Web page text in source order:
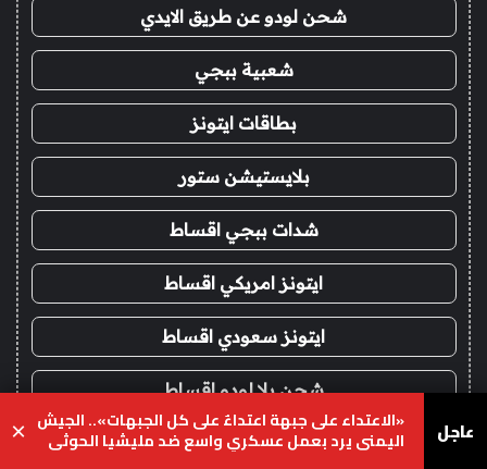
شحن لودو عن طريق الايدي
شعبية ببجي
بطاقات ايتونز
بلايستيشن ستور
شدات ببجي اقساط
ايتونز امريكي اقساط
ايتونز سعودي اقساط
شحن يلا لودو اقساط
حناء شعر
عاجل «الاعتداء على جبهة اعتداءٌ على كل الجبهات».. الجيش
اليمني يرد بعمل عسكري واسع ضد مليشيا الحوثي ×